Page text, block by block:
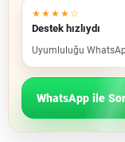
★★★★☆
Destek hızlıydı
Uyumluluğu
WhatsApp ile